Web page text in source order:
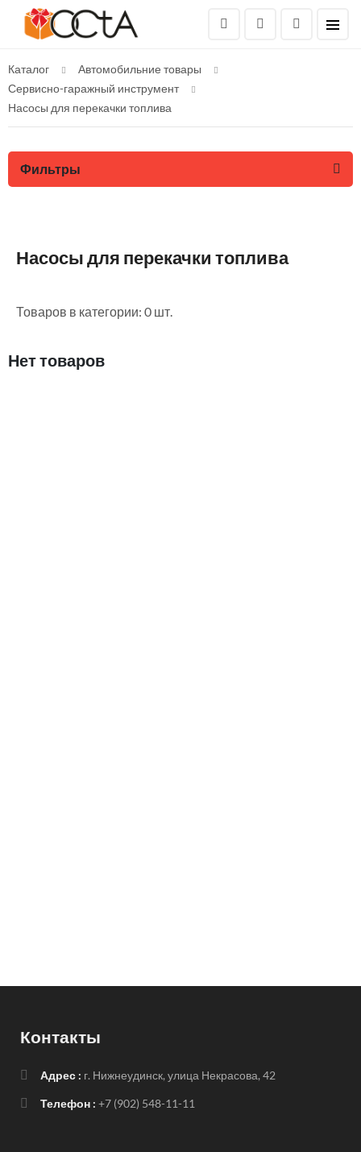
Каталог
Автомобильние товары
Сервисно-гаражный инструмент
Насосы для перекачки топлива
Фильтры
Насосы для перекачки топлива
Товаров в категории: 0 шт.
Нет товаров
Контакты
Адрес : г. Нижнеудинск, улица Некрасова, 42
Телефон : +7 (902) 548-11-11